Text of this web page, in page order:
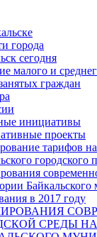
города
сегодня
малого и
граждан
инициативы
проекты
тарифов
городского
в 2017 году
СРЕДЫ